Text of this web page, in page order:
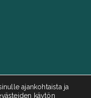
ajankohtaista ja
käytön